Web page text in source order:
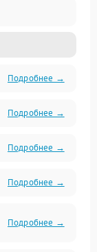
Подробнее →
Подробнее →
Подробнее →
Подробнее →
Подробнее →